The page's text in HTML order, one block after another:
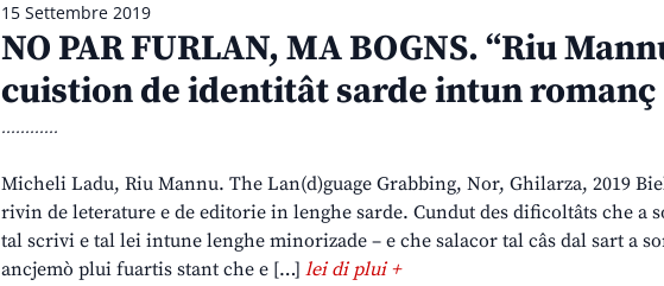
15 Settembre 2019
NO PAR FURLAN, MA BOGNS. “Riu
cuistion de identitât sarde intun romanç
............
Micheli Ladu, Riu Mannu. The Lan(d)guage Grabbing, Nor, Ghilarza, 2019
rivin de leterature e de editorie in lenghe sarde. Cundut des dificoltâts che a
tal scrivi e tal lei intune lenghe minorizade – e che salacor tal câs dal sart a
ancjemò plui fuartis stant che e […] lei di plui +